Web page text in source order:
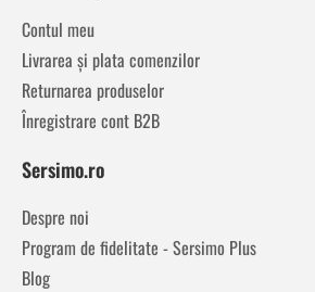
Contul meu
Livrarea și plata comenzilor
Returnarea produselor
Înregistrare cont B2B
Sersimo.ro
Despre noi
Program de fidelitate - Sersimo Plus
Blog